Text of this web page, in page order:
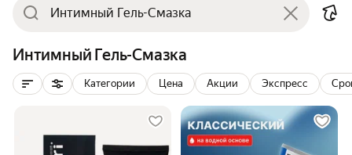
Интимный Гель-Смазка
Категории Цена Акции Экспресс